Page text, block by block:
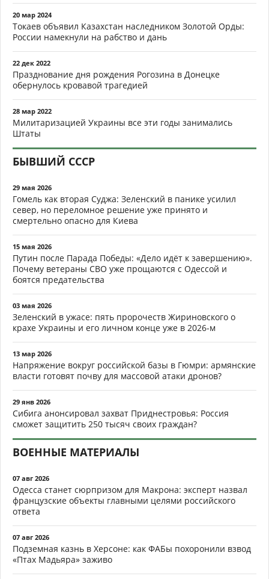
20 мар 2024
Токаев объявил Казахстан наследником Золотой Орды:
России намекнули на рабство и дань
22 дек 2022
Празднование дня рождения Рогозина в Донецке
обернулось кровавой трагедией
28 мар 2022
Милитаризацией Украины все эти годы занимались
Штаты
БЫВШИЙ СССР
29 мая 2026
Гомель как вторая Суджа: Зеленский в панике усилил
север, но переломное решение уже принято и
смертельно опасно для Киева
15 мая 2026
Путин после Парада Победы: «Дело идёт к завершению».
Почему ветераны СВО уже прощаются с Одессой и
боятся предательства
03 мая 2026
Зеленский в ужасе: пять пророчеств Жириновского о
крахе Украины и его личном конце уже в 2026-м
13 мар 2026
Напряжение вокруг российской базы в Гюмри: армянские
власти готовят почву для массовой атаки дронов?
29 янв 2026
Сибига анонсировал захват Приднестровья: Россия
сможет защитить 250 тысяч своих граждан?
ВОЕННЫЕ МАТЕРИАЛЫ
07 авг 2026
Одесса станет сюрпризом для Макрона: эксперт назвал
французские объекты главными целями российского
ответа
07 авг 2026
Подземная казнь в Херсоне: как ФАБы похоронили взвод
«Птах Мадьяра» заживо